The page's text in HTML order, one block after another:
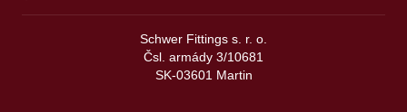
Schwer Fittings s. r. o.
Čsl. armády 3/10681
SK-03601 Martin